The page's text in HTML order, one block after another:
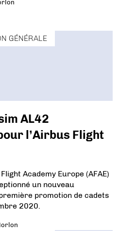
GÉNÉRALE
AL42
l’Airbus Flight
Academy Europe (AFAE)
un nouveau
promotion de cadets
2020.